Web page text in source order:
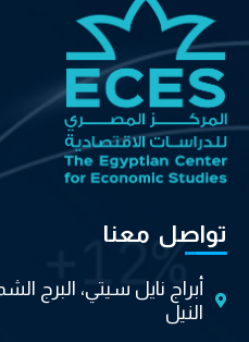
تواصل معنا
أبراج نايل سيتي، البرج
النيل